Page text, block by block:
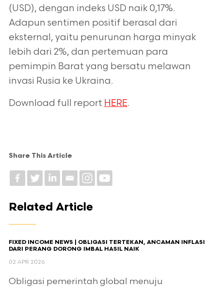
(USD), dengan indeks USD naik 0,17%.
Adapun sentimen positif berasal dari
eksternal, yaitu penurunan harga minyak
lebih dari 2%, dan pertemuan para
pemimpin Barat yang bersatu melawan
invasi Rusia ke Ukraina.
Download full report HERE.
Share This Article
Related Article
FIXED INCOME NEWS | OBLIGASI TERTEKAN, ANCAMAN INFLASI
DARI PERANG DORONG IMBAL HASIL NAIK
02 APR 2026
Obligasi pemerintah global menuju